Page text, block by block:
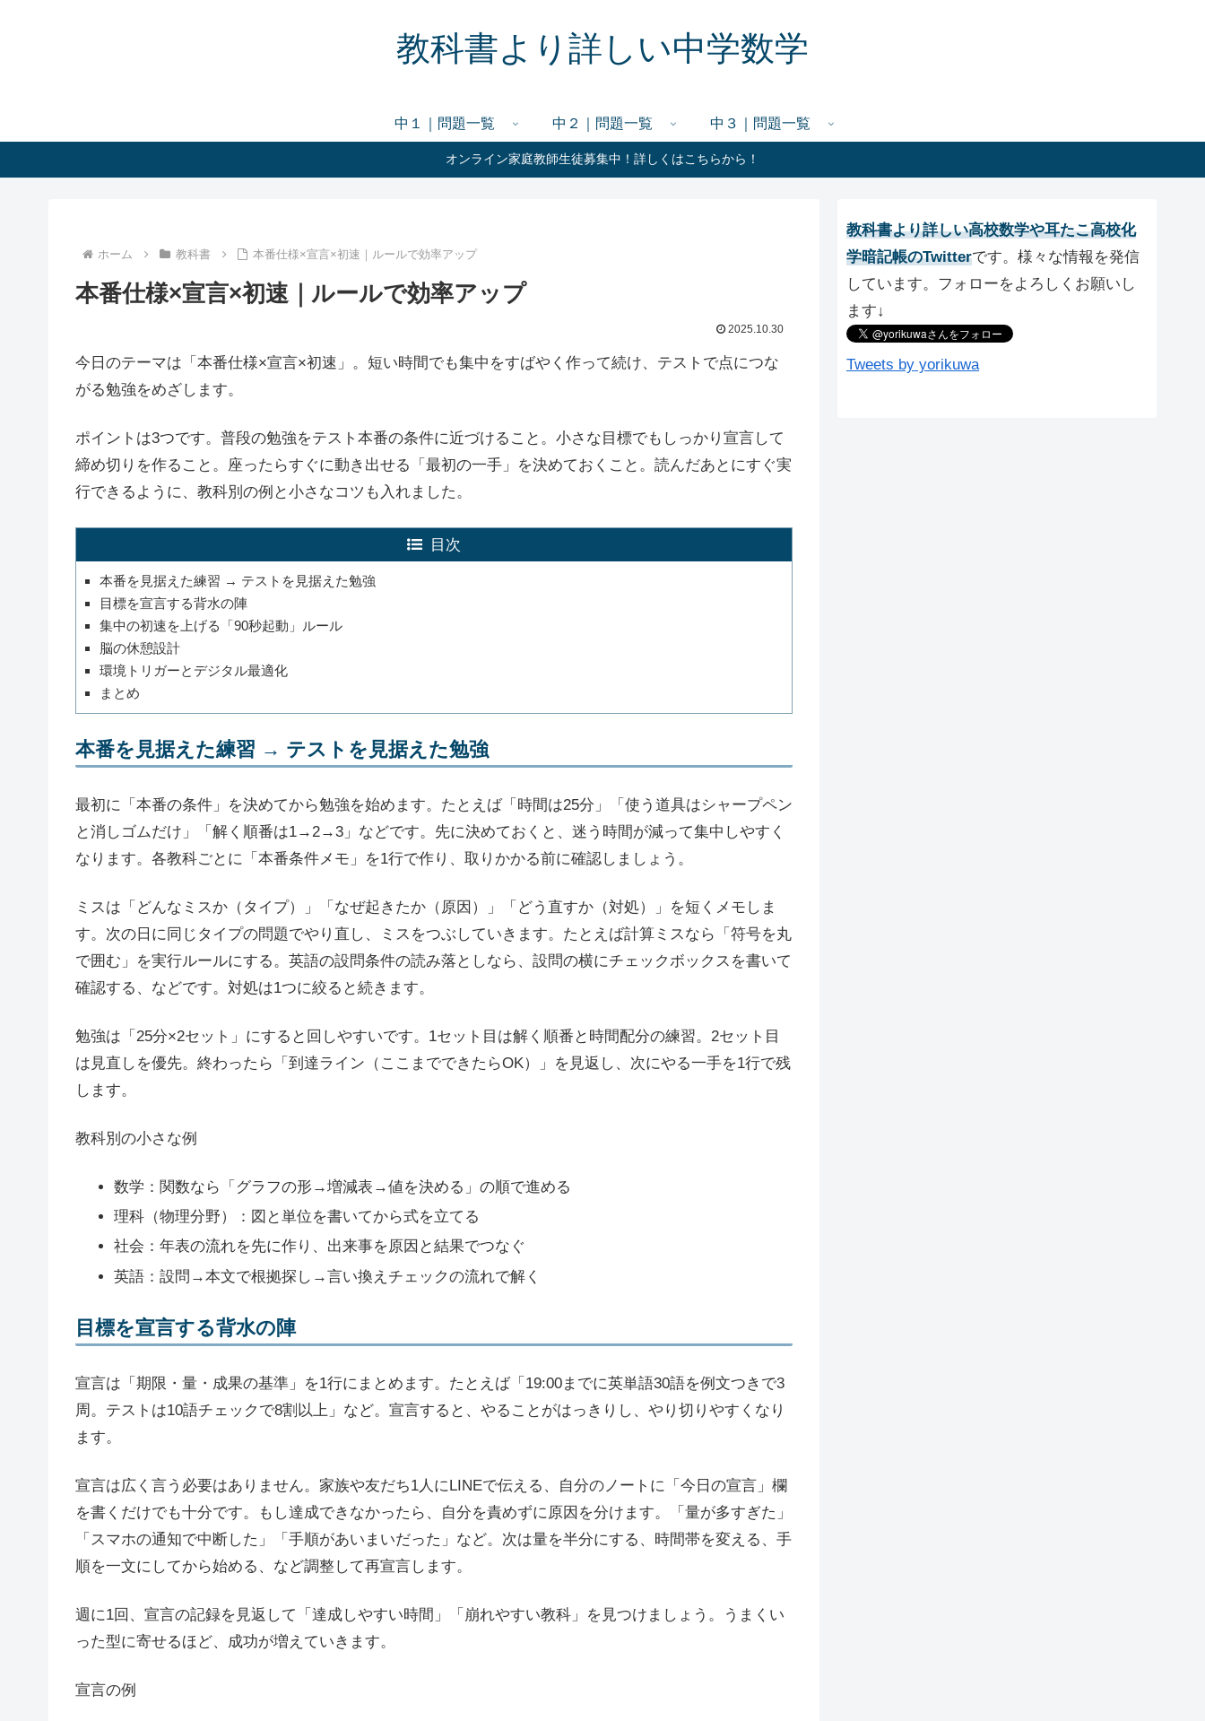
教科書より詳しい中学数学
中１｜問題一覧 中２｜問題一覧 中３｜問題一覧
オンライン家庭教師生徒募集中！詳しくはこちらから！
ホーム 教科書 本番仕様×宣言×初速｜ルールで効率アップ
本番仕様×宣言×初速｜ルールで効率アップ
2025.10.30
今日のテーマは「本番仕様×宣言×初速」。短い時間でも集中をすばやく作って続け、テストで点につな
がる勉強をめざします。
ポイントは3つです。普段の勉強をテスト本番の条件に近づけること。小さな目標でもしっかり宣言して
締め切りを作ること。座ったらすぐに動き出せる「最初の一手」を決めておくこと。読んだあとにすぐ実
行できるように、教科別の例と小さなコツも入れました。
目次
本番を見据えた練習 → テストを見据えた勉強
目標を宣言する背水の陣
集中の初速を上げる「90秒起動」ルール
脳の休憩設計
環境トリガーとデジタル最適化
まとめ
本番を見据えた練習 → テストを見据えた勉強
最初に「本番の条件」を決めてから勉強を始めます。たとえば「時間は25分」「使う道具はシャープペン
と消しゴムだけ」「解く順番は1→2→3」などです。先に決めておくと、迷う時間が減って集中しやすく
なります。各教科ごとに「本番条件メモ」を1行で作り、取りかかる前に確認しましょう。
ミスは「どんなミスか（タイプ）」「なぜ起きたか（原因）」「どう直すか（対処）」を短くメモしま
す。次の日に同じタイプの問題でやり直し、ミスをつぶしていきます。たとえば計算ミスなら「符号を丸
で囲む」を実行ルールにする。英語の設問条件の読み落としなら、設問の横にチェックボックスを書いて
確認する、などです。対処は1つに絞ると続きます。
勉強は「25分×2セット」にすると回しやすいです。1セット目は解く順番と時間配分の練習。2セット目
は見直しを優先。終わったら「到達ライン（ここまでできたらOK）」を見返し、次にやる一手を1行で残
します。
教科別の小さな例
数学：関数なら「グラフの形→増減表→値を決める」の順で進める
理科（物理分野）：図と単位を書いてから式を立てる
社会：年表の流れを先に作り、出来事を原因と結果でつなぐ
英語：設問→本文で根拠探し→言い換えチェックの流れで解く
目標を宣言する背水の陣
宣言は「期限・量・成果の基準」を1行にまとめます。たとえば「19:00までに英単語30語を例文つきで3
周。テストは10語チェックで8割以上」など。宣言すると、やることがはっきりし、やり切りやすくなり
ます。
宣言は広く言う必要はありません。家族や友だち1人にLINEで伝える、自分のノートに「今日の宣言」欄
を書くだけでも十分です。もし達成できなかったら、自分を責めずに原因を分けます。「量が多すぎた」
「スマホの通知で中断した」「手順があいまいだった」など。次は量を半分にする、時間帯を変える、手
順を一文にしてから始める、など調整して再宣言します。
週に1回、宣言の記録を見返して「達成しやすい時間」「崩れやすい教科」を見つけましょう。うまくい
った型に寄せるほど、成功が増えていきます。
宣言の例
教科書より詳しい高校数学や耳たこ高校化
学暗記帳のTwitterです。様々な情報を発信
しています。フォローをよろしくお願いし
ます↓
Tweets by yorikuwa